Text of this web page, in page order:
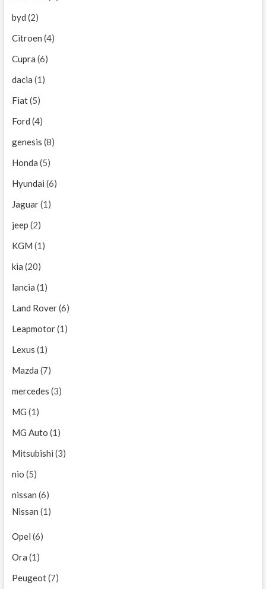
byd (2)
Citroen (4)
Cupra (6)
dacia (1)
Fiat(5)
Ford (4)
genesis (8)
Honda (5)
Hyundai (6)
Jaguar(1)
jeep (2)
KGM (1)
kia (20)
lancia (1)
Land Rover(6)
Leapmotor(1)
Lexus (1)
Mazda (7)
mercedes (3)
MG (1)
MG Auto (1)
Mitsubishi (3)
nio (5)
nissan (6)
Nissan (1)
Opel (6)
Ora (1)
Peugeot(7)